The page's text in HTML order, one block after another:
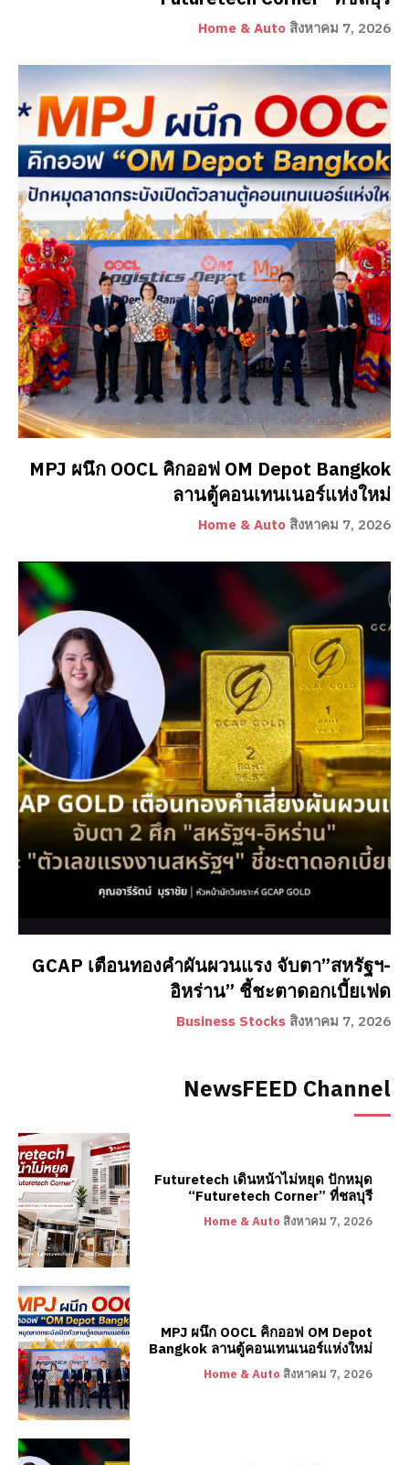
Home & Auto สิงหาคม 7, 2026
MPJ ผนึก OOCL คิกออฟ OM Depot Bangkok
ลานตู้คอนเทนเนอร์แห่งใหม่
Home & Auto สิงหาคม 7, 2026
GCAP เตือนทองคำผันผวนแรง จับตา”สหรัฐฯ-
อิหร่าน” ชี้ชะตาดอกเบี้ยเฟด
Business Stocks สิงหาคม 7, 2026
NewsFEED Channel
Futuretech เดินหน้าไม่หยุด ปักหมุด
“Futuretech Corner” ที่ชลบุรี
Home & Auto สิงหาคม 7, 2026
MPJ ผนึก OOCL คิกออฟ OM Depot
Bangkok ลานตู้คอนเทนเนอร์แห่งใหม่
Home & Auto สิงหาคม 7, 2026